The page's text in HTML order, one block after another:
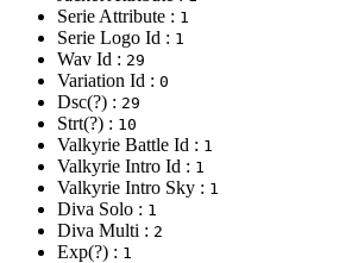
Serie Attribute : 1
Serie Logo Id : 1
Wav Id : 29
Variation Id : 0
Dsc(?) : 29
Strt(?) : 10
Valkyrie Battle Id : 1
Valkyrie Intro Id : 1
Valkyrie Intro Sky : 1
Diva Solo : 1
Diva Multi : 2
Exp(?) : 1